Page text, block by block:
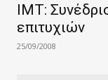
IMT:
επιτυχιών
25/09/2008